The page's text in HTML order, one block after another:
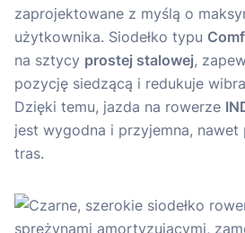
zaprojektowane z myślą o
użytkownika. Siodełko typu
na sztycy prostej stalowej,
pozycję siedzącą i redukuje
Dzięki temu, jazda na rowerze
jest wygodna i przyjemna, nawet
tras.